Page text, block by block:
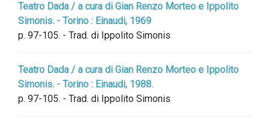
Teatro Dada / a cura di Gian Renzo Morteo e Ippolito
Simonis. - Torino : Einaudi, 1969
p. 97-105. - Trad. di Ippolito Simonis
Teatro Dada / a cura di Gian Renzo Morteo e Ippolito
Simonis. - Torino : Einaudi, 1988.
p. 97-105. - Trad. di Ippolito Simonis